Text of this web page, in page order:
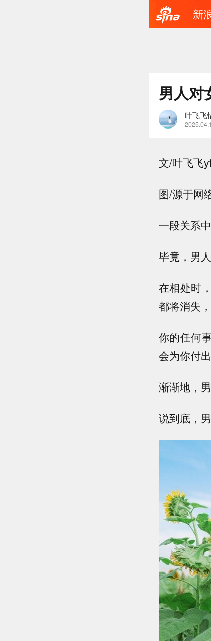
新
男人对
叶飞飞
文/叶飞飞
图/源于网
一段关系
毕竟，男
在相处时
都将消失
你的任何
会为你付出
渐渐地，
说到底，